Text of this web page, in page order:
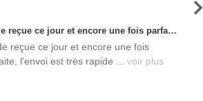
Nouvelle commande reçue ce jour et encore une fois parfaitement satisfaite, l'envoi est très rapide et les produits sont toujours conditionnés de manière personnalisés. L'avantage de commander auprès de créateurs indépendants.
reçue ce jour et encore une fois
l'envoi est très rapide ... voir plus